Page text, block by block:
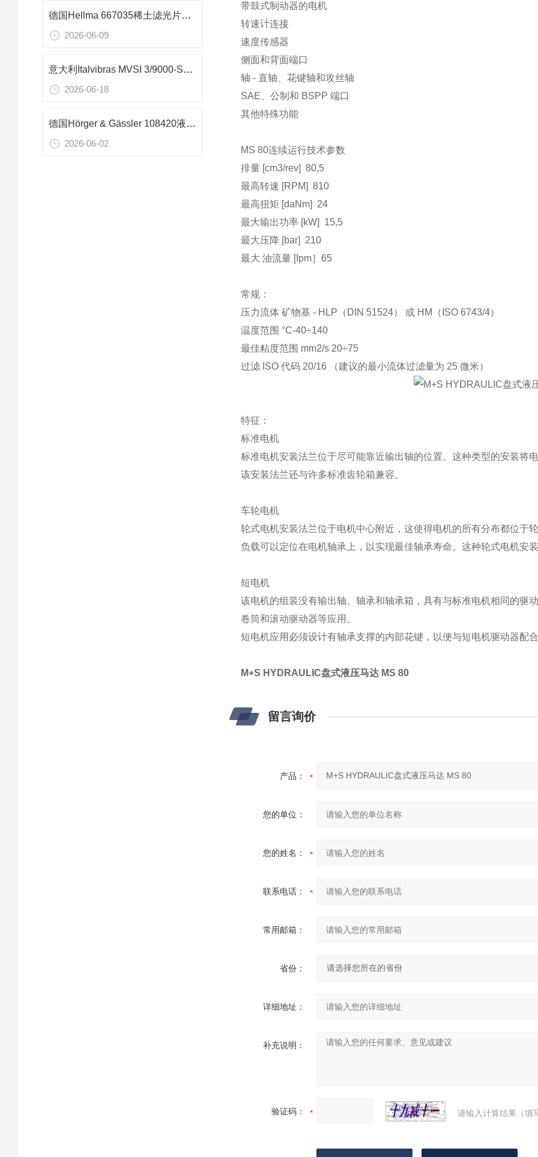
德国Hellma 667035稀土滤光片：201–250 nm紫外波长精度校准标准
2026-06-09
意大利Italvibras MVSI 3/9000-S02粉尘防爆振动电机技术解析
2026-06-18
德国Hörger & Gässler 108420液压磁性测量表座：精密测量的稳固核心
2026-06-02
带鼓式制动器的电机
转速计连接
速度传感器
侧面和背面端口
轴 - 直轴、花键轴和攻丝轴
SAE、公制和 BSPP 端口
其他特殊功能
MS 80连续运行技术参数
排量 [cm3/rev] 80,5
最高转速 [RPM] 810
最高扭矩 [daNm] 24
最大输出功率 [kW] 15,5
最大压降 [bar] 210
最大 油流量 [Ipm］65
常规：
压力流体 矿物基 - HLP（DIN 51524） 或 HM（ISO 6743/4）
温度范围 °C-40÷140
最佳粘度范围 mm2/s 20÷75
过滤 ISO 代码 20/16 （建议的最小流体过滤量为 25 微米）
特征：
标准电机
标准电机安装法兰位于尽可能靠近输出轴的位置。这种类型的安装将
该安装法兰还与许多标准齿轮箱兼容。
车轮电机
轮式电机安装法兰位于电机中心附近，这使得电机的所有分布都位于
负载可以定位在电机轴承上，以实现最佳轴承寿命。这种轮式电机安
短电机
该电机的组装没有输出轴、轴承和轴承箱，具有与标准电机相同的驱
卷筒和滚动驱动器等应用。
短电机应用必须设计有轴承支撑的内部花键，以便与短电机驱动器配
M+S HYDRAULIC盘式液压马达 MS 80
留言询价
产品：
您的单位：
您的姓名：
联系电话：
常用邮箱：
省份：
详细地址：
补充说明：
验证码： 请输入计算结果（填